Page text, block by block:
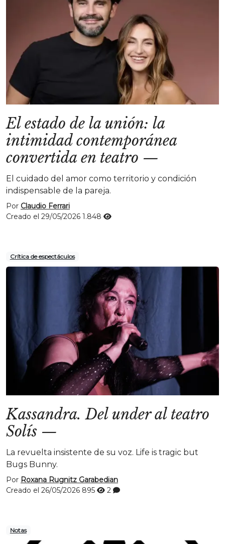
El estado de la unión: la
intimidad contemporánea
convertida en teatro —
El cuidado del amor como territorio y condición
indispensable de la pareja.
Por Claudio Ferrari
Creado el 29/05/2026 1.848
Crítica de espectáculos
Kassandra. Del under al teatro
Solís —
La revuelta insistente de su voz. Life is tragic but
Bugs Bunny.
Por Roxana Rugnitz Garabedian
Creado el 26/05/2026 895 2
Notas